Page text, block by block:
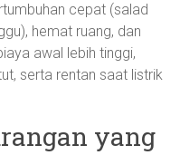
cepat (salad
hemat ruang, dan
awal lebih tinggi,
serta rentan saat listrik
yang